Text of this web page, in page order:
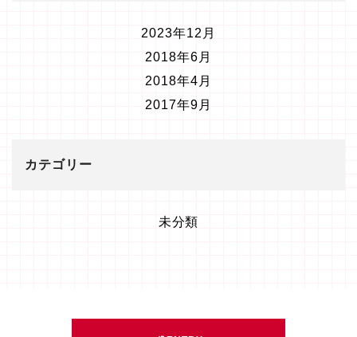
2023年12月
2018年6月
2018年4月
2017年9月
カテゴリー
未分類